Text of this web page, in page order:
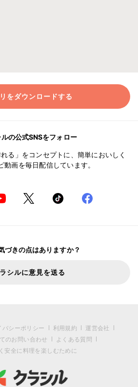
をダウンロードする
の公式SNSをフォロー
る」をコンセプトに、簡単においしく
動画を毎日配信しています。
づきの点はありますか？
シルに意見を送る
バシーポリシー 利用規約
運営会社
のお問い合わせ
よくある質問
安全に料理を楽しむために